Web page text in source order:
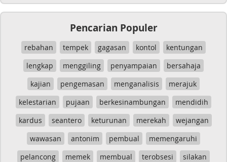
Pencarian Populer
rebahan tempek gagasan kontol
kentungan
lengkap
menggiling penyampaian
bersahaja
kajian
pengemasan menganalisis
merajuk
kelestarian
pujaan berkesinambungan
mendidih
kardus
seantero keturunan merekah
wejangan
wawasan
antonim pembual
memengaruhi
pelancong
memek membual terobsesi
silakan